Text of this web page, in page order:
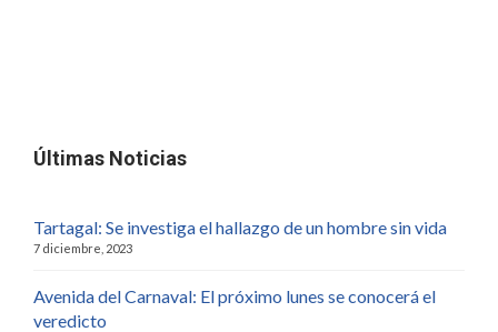
Últimas Noticias
Tartagal: Se investiga el hallazgo de un hombre sin vida
7 diciembre, 2023
Avenida del Carnaval: El próximo lunes se conocerá el
veredicto